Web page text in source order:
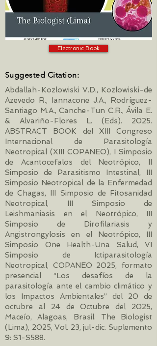
Electronic Book
Suggested Citation:
Abdallah-Kozlowiski V.D., Kozlowiski-de
Azevedo R., Iannacone J.A., Rodríguez-
Santiago M.A., Canche-Tun C.R., Ávila E.
& Alvariño-Flores L. (Eds). 2025.
ABSTRACT BOOK del XIII Congreso
Internacional de Parasitología
Neotropical (XIII COPANEO), I Simposio
de Acantocefalos del Neotrópico, II
Simposio de Parasitismo Intestinal, III
Simposio Neotropical de la Enfermedad
de Chagas, III Simposio de Fitosanidad
Neotropical, III Simposio de
Leishmaniasis en el Neotrópico, III
Simposio de Dirofilariasis y
Angistrongylosis en el Neotrópico, III
Simposio One Health-Una Salud, VI
Simposio de Ictiparasitología
Neotropical, COPANEO 2025, formato
presencial “Los desafíos de la
parasitología ante el cambio climático y
los Impactos Ambientales” del 20 de
octubre al 24 de Octubre del 2025,
Maceío, Alagoas, Brasil. The Biologist
(Lima), 2025, Vol. 23, jul-dic. Suplemento
9: S1-S588.